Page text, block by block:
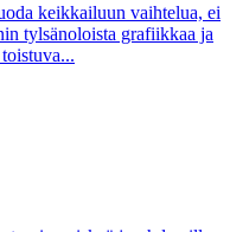
keikkailuun vaihtelua, ei
tylsänoloista grafiikkaa ja